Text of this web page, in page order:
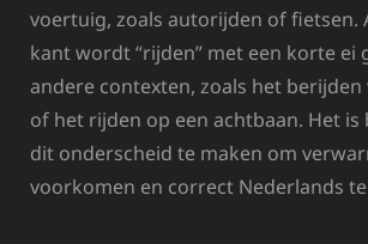
voertuig, zoals autorijden of fietsen.
kant wordt “rijden” met een korte ei
andere contexten, zoals het berijden
of het rijden op een achtbaan. Het
dit onderscheid te maken om
voorkomen en correct Nederlands